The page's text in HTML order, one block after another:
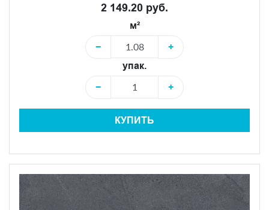
2 149.20 руб.
м²
−
+
упак.
−
+
КУПИТЬ